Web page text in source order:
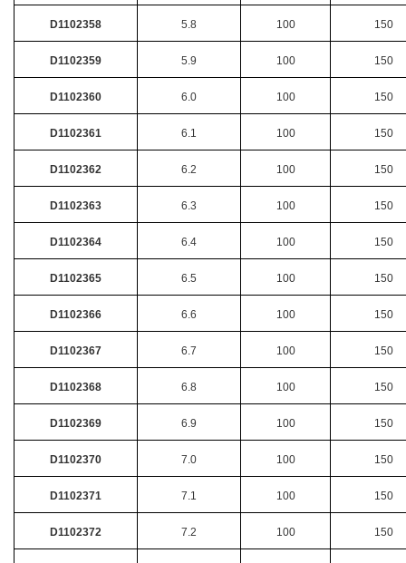
D1102358 5.8 100 150
D1102359 5.9 100 150
D1102360 6.0 100 150
D1102361 6.1 100 150
D1102362 6.2 100 150
D1102363 6.3 100 150
D1102364 6.4 100 150
D1102365 6.5 100 150
D1102366 6.6 100 150
D1102367 6.7 100 150
D1102368 6.8 100 150
D1102369 6.9 100 150
D1102370 7.0 100 150
D1102371 7.1 100 150
D1102372 7.2 100 150